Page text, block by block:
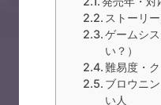
ストーリ
ゲームシ
い？）
難易度・
ブロウニ
い人